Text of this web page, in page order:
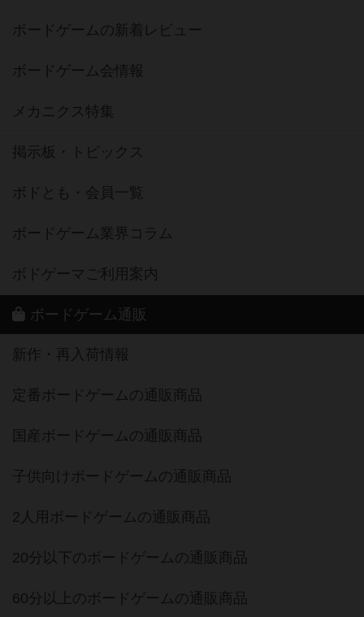
ボードゲームの新着レビュー
ボードゲーム会情報
メカニクス特集
掲示板・トピックス
ボドとも・会員一覧
ボードゲーム業界コラム
ボドゲーマご利用案内
ボードゲーム通販
新作・再入荷情報
定番ボードゲームの通販商品
国産ボードゲームの通販商品
子供向けボードゲームの通販商品
2人用ボードゲームの通販商品
20分以下のボードゲームの通販商品
60分以上のボードゲームの通販商品